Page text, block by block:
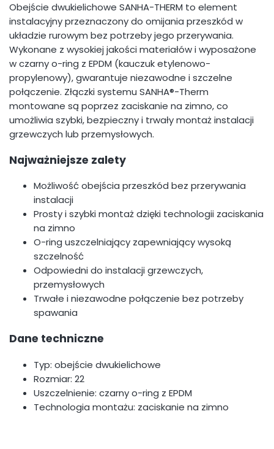
Obejście dwukielichowe SANHA-THERM to element
instalacyjny przeznaczony do omijania przeszkód w
układzie rurowym bez potrzeby jego przerywania.
Wykonane z wysokiej jakości materiałów i wyposażone
w czarny o-ring z EPDM (kauczuk etylenowo-
propylenowy), gwarantuje niezawodne i szczelne
połączenie. Złączki systemu SANHA®-Therm
montowane są poprzez zaciskanie na zimno, co
umożliwia szybki, bezpieczny i trwały montaż instalacji
grzewczych lub przemysłowych.
Najważniejsze zalety
Możliwość obejścia przeszkód bez przerywania
instalacji
Prosty i szybki montaż dzięki technologii zaciskania
na zimno
O-ring uszczelniający zapewniający wysoką
szczelność
Odpowiedni do instalacji grzewczych,
przemysłowych
Trwałe i niezawodne połączenie bez potrzeby
spawania
Dane techniczne
Typ: obejście dwukielichowe
Rozmiar: 22
Uszczelnienie: czarny o-ring z EPDM
Technologia montażu: zaciskanie na zimno